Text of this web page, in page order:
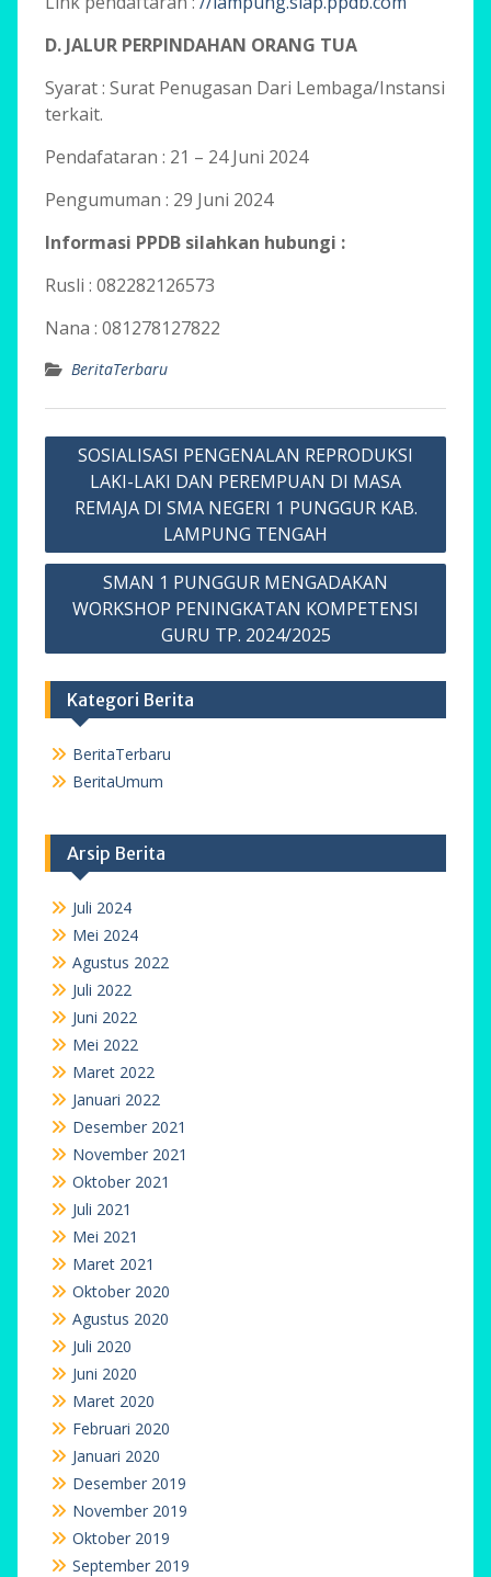
D. JALUR PERPINDAHAN ORANG TUA
Syarat : Surat Penugasan Dari Lembaga/Instansi
terkait.
Pendafataran : 21 – 24 Juni 2024
Pengumuman : 29 Juni 2024
Informasi PPDB silahkan hubungi :
Rusli : 082282126573
Nana : 081278127822
BeritaTerbaru
Navigasi
SOSIALISASI PENGENALAN REPRODUKSI
LAKI-LAKI DAN PEREMPUAN DI MASA
REMAJA DI SMA NEGERI 1 PUNGGUR KAB.
LAMPUNG TENGAH
SMAN 1 PUNGGUR MENGADAKAN
WORKSHOP PENINGKATAN KOMPETENSI
GURU TP. 2024/2025
Kategori Berita
BeritaTerbaru
BeritaUmum
Arsip Berita
Juli 2024
Mei 2024
Agustus 2022
Juli 2022
Juni 2022
Mei 2022
Maret 2022
Januari 2022
Desember 2021
November 2021
Oktober 2021
Juli 2021
Mei 2021
Maret 2021
Oktober 2020
Agustus 2020
Juli 2020
Juni 2020
Maret 2020
Februari 2020
Januari 2020
Desember 2019
November 2019
Oktober 2019
September 2019